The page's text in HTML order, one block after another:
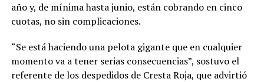
año y, de mínima hasta junio, están cobrando en cinco
cuotas, no sin complicaciones.
“Se está haciendo una pelota gigante que en cualquier
momento va a tener serias consecuencias”, sostuvo el
referente de los despedidos de Cresta Roja, que advirtió